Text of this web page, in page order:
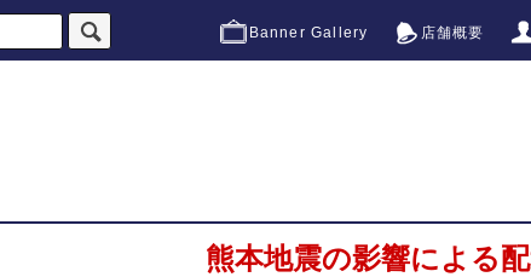
Banner Gallery 店舗概要
熊本地震の影響による